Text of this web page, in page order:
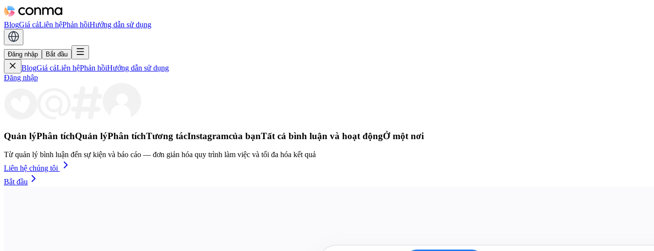
BlogGiá cảLiên hệPhản hồiHướng dẫn sử dụng
Đăng nhập Bắt đầu
BlogGiá cảLiên hệPhản hồiHướng dẫn sử dụng
Đăng nhập
Quản lýPhân tíchQuản lýPhân tíchTương tácInstagramcủa bạnTất cả bình luận và hoạt độngỞ một nơi
Từ quản lý bình luận đến sự kiện và báo cáo — đơn giản hóa quy trình làm việc và tối đa hóa kết quả
Liên hệ chúng tôi
Bắt đầu